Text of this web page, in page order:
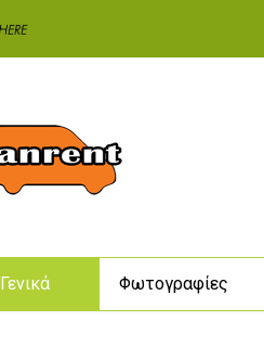
Γενικά Φωτογραφίες